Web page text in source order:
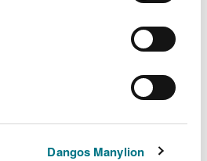
Dangos Manylion
Yn gweithio i Slip
Band
Cwmni Terfynell
1